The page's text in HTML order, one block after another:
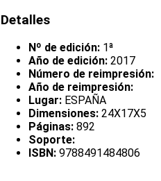
Detalles
Nº de edición: 1ª
Año de edición: 2017
Número de reimpresión:
Año de reimpresión:
Lugar: ESPAÑA
Dimensiones: 24X17X5
Páginas: 892
Soporte:
ISBN: 9788491484806